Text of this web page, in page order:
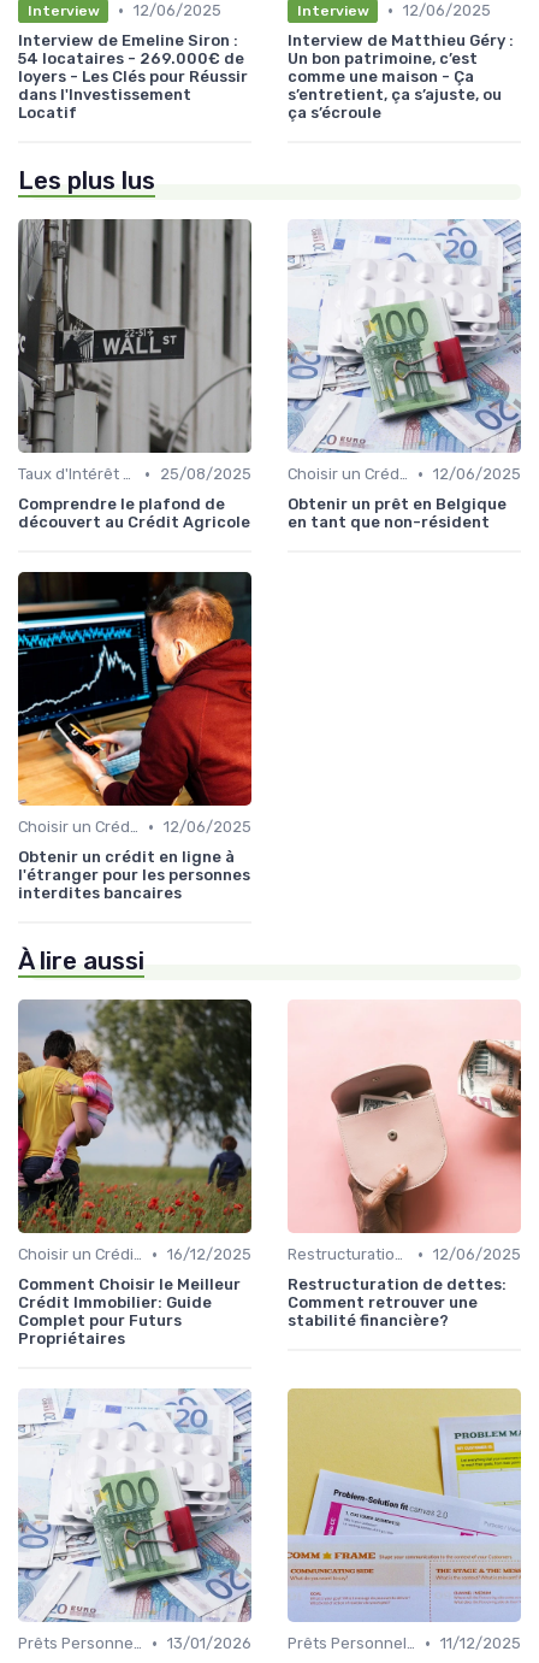
Interview • 12/06/2025
Interview de Emeline Siron :
54 locataires - 269.000€ de
loyers - Les Clés pour Réussir
dans l'Investissement
Locatif
Interview • 12/06/2025
Interview de Matthieu Géry :
Un bon patrimoine, c’est
comme une maison - Ça
s’entretient, ça s’ajuste, ou
ça s’écroule
Les plus lus
Taux d'Intérêt et Conditions de Crédit •
25/08/2025
Comprendre le plafond de
découvert au Crédit Agricole
Choisir un Crédit Immobilier • 12/06/2025
Obtenir un prêt en Belgique
en tant que non-résident
Choisir un Crédit Immobilier • 12/06/2025
Obtenir un crédit en ligne à
l'étranger pour les personnes
interdites bancaires
À lire aussi
Choisir un Crédit Immobilier • 16/12/2025
Comment Choisir le Meilleur
Crédit Immobilier: Guide
Complet pour Futurs
Propriétaires
Restructuration de Dettes • 12/06/2025
Restructuration de dettes:
Comment retrouver une
stabilité financière?
Prêts Personnels et Consommation • 13/01/2026
Prêts Personnels et Consommation • 11/12/2025